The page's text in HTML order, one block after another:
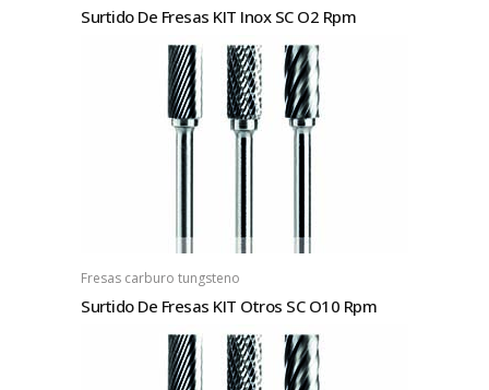
Surtido De Fresas KIT Inox SC O2 Rpm
Fresas carburo tungsteno
Surtido De Fresas KIT Otros SC O10 Rpm